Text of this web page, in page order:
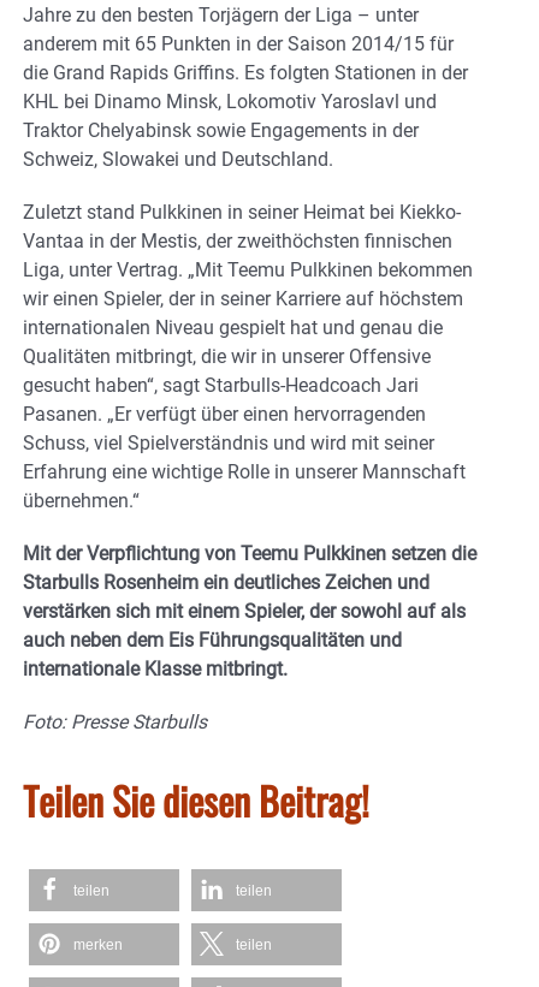
Jahre zu den besten Torjägern der Liga – unter
anderem mit 65 Punkten in der Saison 2014/15 für
die Grand Rapids Griffins. Es folgten Stationen in der
KHL bei Dinamo Minsk, Lokomotiv Yaroslavl und
Traktor Chelyabinsk sowie Engagements in der
Schweiz, Slowakei und Deutschland.
Zuletzt stand Pulkkinen in seiner Heimat bei Kiekko-
Vantaa in der Mestis, der zweithöchsten finnischen
Liga, unter Vertrag. „Mit Teemu Pulkkinen bekommen
wir einen Spieler, der in seiner Karriere auf höchstem
internationalen Niveau gespielt hat und genau die
Qualitäten mitbringt, die wir in unserer Offensive
gesucht haben“, sagt Starbulls-Headcoach Jari
Pasanen. „Er verfügt über einen hervorragenden
Schuss, viel Spielverständnis und wird mit seiner
Erfahrung eine wichtige Rolle in unserer Mannschaft
übernehmen.“
Mit der Verpflichtung von Teemu Pulkkinen setzen die
Starbulls Rosenheim ein deutliches Zeichen und
verstärken sich mit einem Spieler, der sowohl auf als
auch neben dem Eis Führungsqualitäten und
internationale Klasse mitbringt.
Foto: Presse Starbulls
Teilen Sie diesen Beitrag!
teilen teilen
merken teilen